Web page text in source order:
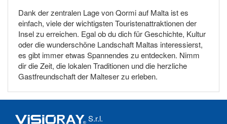
Dank der zentralen Lage von Qormi auf Malta ist es
einfach, viele der wichtigsten Touristenattraktionen der
Insel zu erreichen. Egal ob du dich für Geschichte, Kultur
oder die wunderschöne Landschaft Maltas interessierst,
es gibt immer etwas Spannendes zu entdecken. Nimm
dir die Zeit, die lokalen Traditionen und die herzliche
Gastfreundschaft der Malteser zu erleben.
S.r.l.